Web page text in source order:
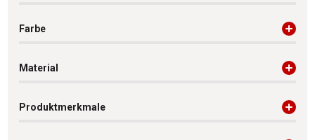
Farbe
Material
Produktmerkmale